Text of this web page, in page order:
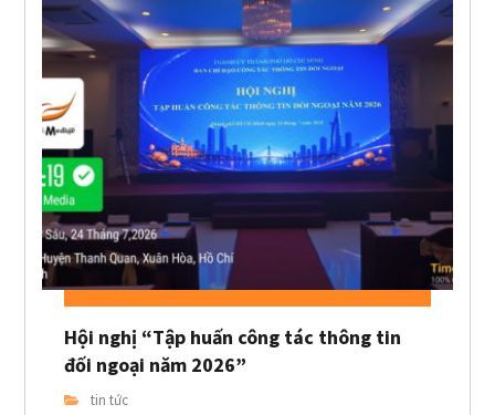
Hội nghị “Tập huấn công tác thông tin
đối ngoại năm 2026”
tin tức